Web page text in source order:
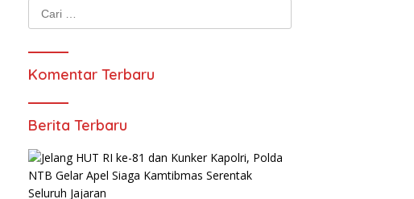
Komentar Terbaru
Berita Terbaru